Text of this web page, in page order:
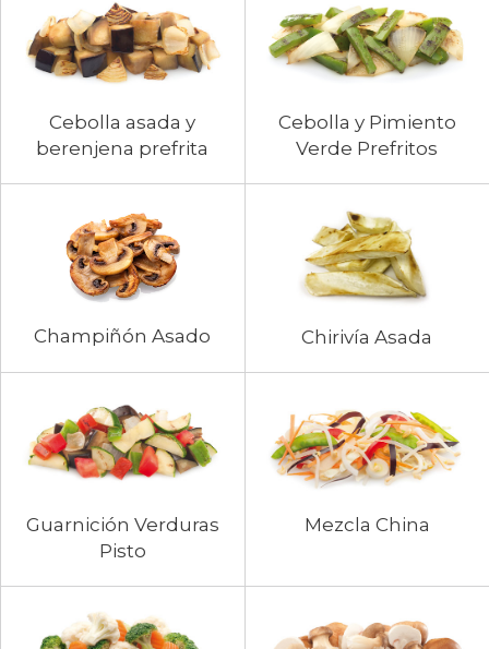
Cebolla asada y
berenjena prefrita
Cebolla y Pimiento
Verde Prefritos
Champiñón Asado Chirivía Asada
Guarnición Verduras
Pisto
Mezcla China